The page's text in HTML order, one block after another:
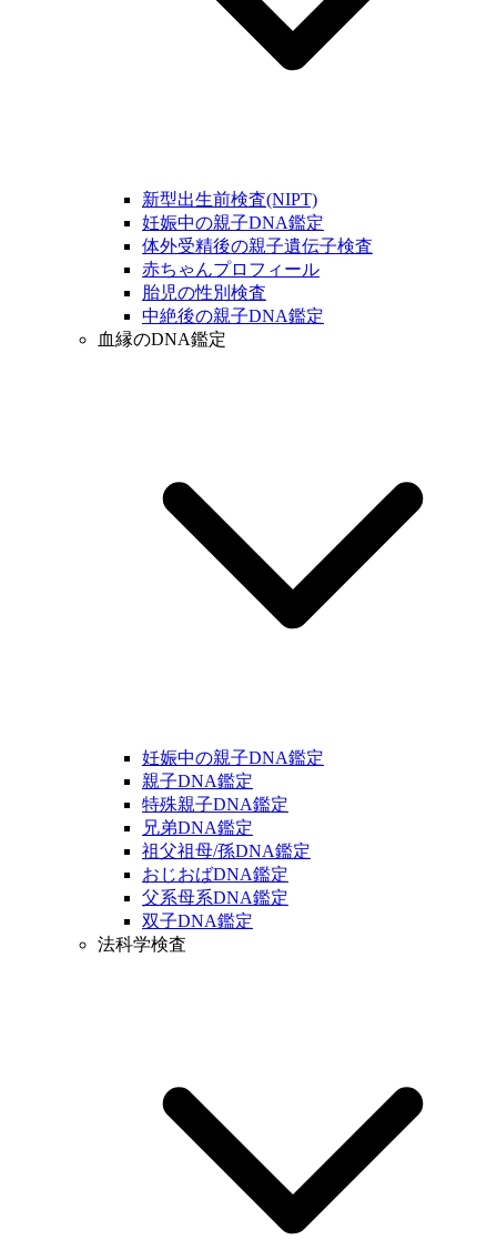
新型出生前検査(NIPT)
妊娠中の親子DNA鑑定
体外受精後の親子遺伝子検査
赤ちゃんプロフィール
胎児の性別検査
中絶後の親子DNA鑑定
血縁のDNA鑑定
妊娠中の親子DNA鑑定
親子DNA鑑定
特殊親子DNA鑑定
兄弟DNA鑑定
祖父祖母/孫DNA鑑定
おじおばDNA鑑定
父系母系DNA鑑定
双子DNA鑑定
法科学検査